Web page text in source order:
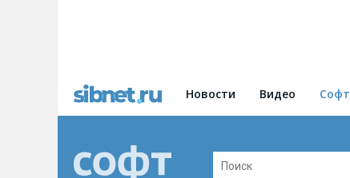
Новости Видео Софт